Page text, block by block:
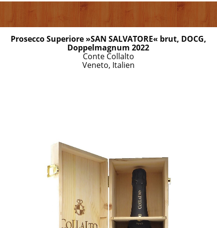
Prosecco Superiore »SAN SALVATORE« brut, DOCG,
Doppelmagnum 2022
Conte Collalto
Veneto, Italien